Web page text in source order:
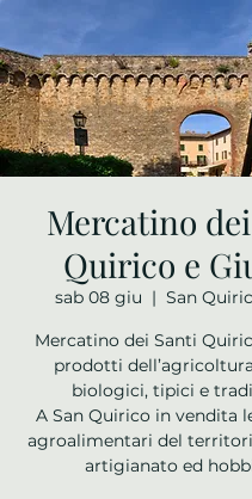
Mercatino
Quirico e
sab 08 giu
  |
San
Mercatino dei Santi
prodotti
biologici, tipici e
A San Quirico in vendita
agroalimentari del
artigianato ed